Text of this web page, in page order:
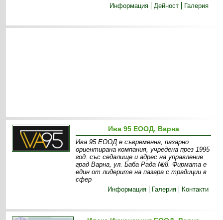
Информация
Дейност Галерия
Ива 95 ЕООД, Варна
Ива 95 ЕООД е съвременна, пазарно
ориентирана компания, учредена през 1995
год. със седалище и адрес на управление
град Варна, ул. Баба Рада №8. Фирмата е
един от лидерите на пазара с традиции в
сфер
Информация
Галерия Контакти